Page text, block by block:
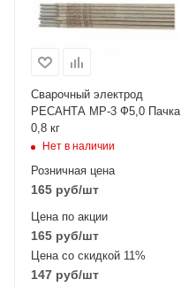
Сварочный электрод
РЕСАНТА МР-3 Ф5,0 Пачка
0,8 кг
Нет в наличии
Розничная цена
165 руб/шт
Цена по акции
165 руб/шт
Цена со скидкой 11%
147 руб/шт